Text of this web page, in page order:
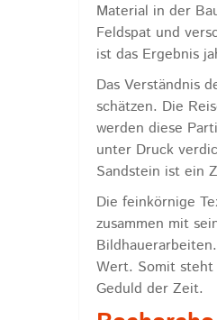
Material in der
Feldspat und
ist das Ergebnis
Das Verständnis
schätzen. Die
werden diese
unter Druck
Sandstein ist ein
Die feinkörnige
zusammen mit
Wert. Somit steht
Geduld der Zeit.